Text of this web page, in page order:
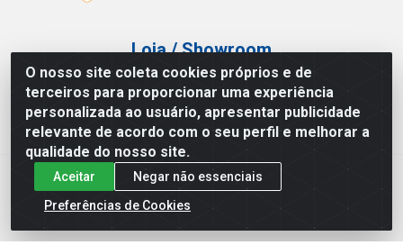
O nosso site coleta cookies próprios e de
terceiros para proporcionar uma experiência
personalizada ao usuário, apresentar publicidade
relevante de acordo com o seu perfil e melhorar a
qualidade do nosso site.
Aceitar
Negar não essenciais
Preferências de Cookies
Loja / Showroom
Tel.: (11) 3227-0546
Av Vautier, 587/597 - Pari - São Paulo/SP
Atef Distribuidora LTDA - Av. Vautier, 585/597 - Pari - São
Paulo/SP - CEP 03.032-000 - CNPJ 27.717.135/0001-29